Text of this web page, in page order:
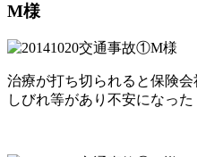
M様
治療が打ち切られると保険
しびれ等があり不安になった